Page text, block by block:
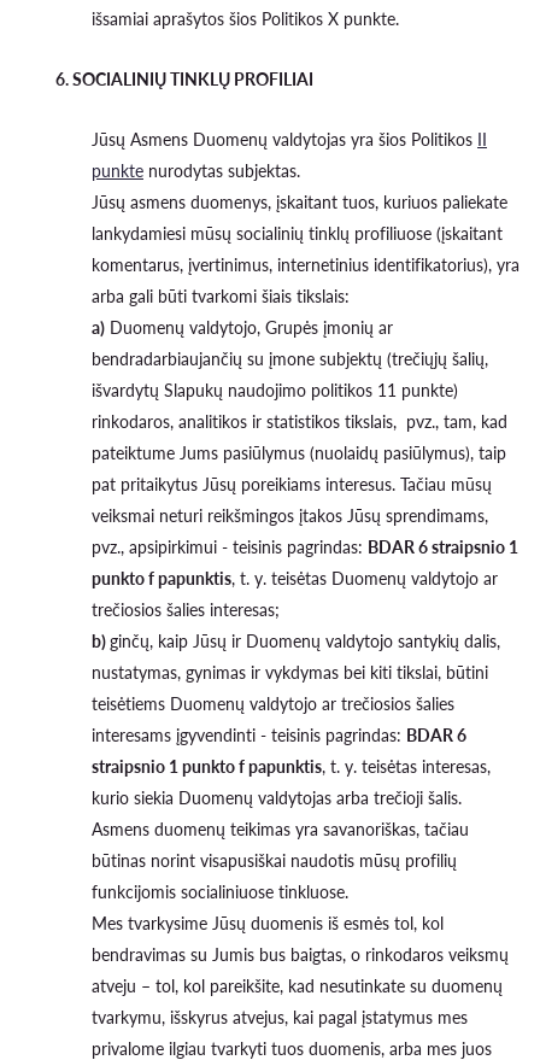
išsamiai aprašytos šios Politikos X punkte.
6. SOCIALINIŲ TINKLŲ PROFILIAI
Jūsų Asmens Duomenų valdytojas yra šios Politikos II
punkte nurodytas subjektas.
Jūsų asmens duomenys, įskaitant tuos, kuriuos paliekate
lankydamiesi mūsų socialinių tinklų profiliuose (įskaitant
komentarus, įvertinimus, internetinius identifikatorius), yra
arba gali būti tvarkomi šiais tikslais:
a) Duomenų valdytojo, Grupės įmonių ar
bendradarbiaujančių su įmone subjektų (trečiųjų šalių,
išvardytų Slapukų naudojimo politikos 11 punkte)
rinkodaros, analitikos ir statistikos tikslais, pvz., tam, kad
pateiktume Jums pasiūlymus (nuolaidų pasiūlymus), taip
pat pritaikytus Jūsų poreikiams interesus. Tačiau mūsų
veiksmai neturi reikšmingos įtakos Jūsų sprendimams,
pvz., apsipirkimui - teisinis pagrindas: BDAR 6 straipsnio 1
punkto f papunktis, t. y. teisėtas Duomenų valdytojo ar
trečiosios šalies interesas;
b)ginčų, kaip Jūsų ir Duomenų valdytojo santykių dalis,
nustatymas, gynimas ir vykdymas bei kiti tikslai, būtini
teisėtiems Duomenų valdytojo ar trečiosios šalies
interesams įgyvendinti - teisinis pagrindas: BDAR 6
straipsnio 1 punkto f papunktis, t. y. teisėtas interesas,
kurio siekia Duomenų valdytojas arba trečioji šalis.
Asmens duomenų teikimas yra savanoriškas, tačiau
būtinas norint visapusiškai naudotis mūsų profilių
funkcijomis socialiniuose tinkluose.
Mes tvarkysime Jūsų duomenis iš esmės tol, kol
bendravimas su Jumis bus baigtas, o rinkodaros veiksmų
atveju – tol, kol pareikšite, kad nesutinkate su duomenų
tvarkymu, išskyrus atvejus, kai pagal įstatymus mes
privalome ilgiau tvarkyti tuos duomenis, arba mes juos